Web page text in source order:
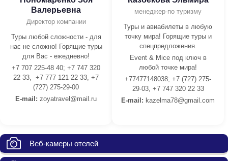
Валерьевна
Директор компании
Туры любой сложности - для
нас не сложно! Горящие туры
для Вас - ежедневно!
+7 707 225-48 40; +7 747 320
22 33, +7 777 121 22 33, +7
(727) 275-29-00
E-mail: zoyatravel@mail.ru
менеджер-по туризму
Туры и авиабилеты в любую
точку мира! Горящие туры и
спецпредложения.
Event & Mice под ключ в
любой точке мира!
+77477148038; +7 (727) 275-
29-03, +7 747 320 22 33
E-mail: kazelma78@gmail.com
Веб-камеры отелей